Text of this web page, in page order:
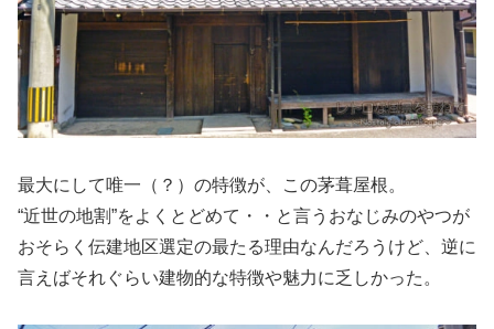
最大にして唯一（？）の特徴が、この茅葺屋根。
“近世の地割”をよくとどめて・・と言うおなじみのやつが
おそらく伝建地区選定の最たる理由なんだろうけど、逆に
言えばそれぐらい建物的な特徴や魅力に乏しかった。